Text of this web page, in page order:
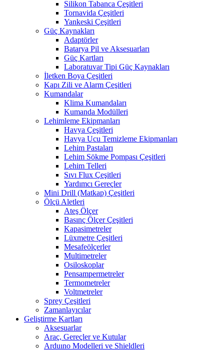
Silikon Tabanca Çeşitleri
Tornavida Çeşitleri
Yankeski Çeşitleri
Güç Kaynakları
Adaptörler
Batarya Pil ve Aksesuarları
Güç Kartları
Laboratuvar Tipi Güç Kaynakları
İletken Boya Çeşitleri
Kapı Zili ve Alarm Çeşitleri
Kumandalar
Klima Kumandaları
Kumanda Modülleri
Lehimleme Ekipmanları
Havya Çeşitleri
Havya Ucu Temizleme Ekipmanları
Lehim Pastaları
Lehim Sökme Pompası Çeşitleri
Lehim Telleri
Sıvı Flux Çeşitleri
Yardımcı Gereçler
Mini Drill (Matkap) Çeşitleri
Ölçü Aletleri
Ateş Ölçer
Basınç Ölçer Çeşitleri
Kapasimetreler
Lüxmetre Çeşitleri
Mesafeölçerler
Multimetreler
Osiloskoplar
Pensampermetreler
Termometreler
Voltmetreler
Sprey Çeşitleri
Zamanlayıcılar
Geliştirme Kartları
Aksesuarlar
Araç, Gereçler ve Kutular
Arduıno Modelleri ve Shieldleri